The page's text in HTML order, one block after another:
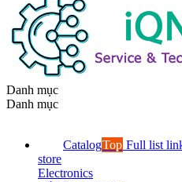
Danh mục
Danh mục
CatalogTop Full list
store
Electronics